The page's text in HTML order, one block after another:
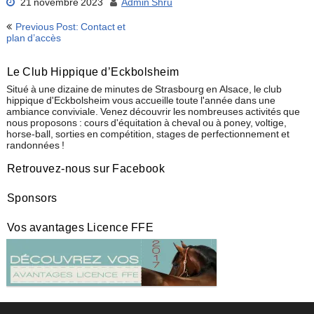
21 novembre 2023 Admin Shru
Navigation
de
Previous Post: Contact et
plan d’accès
Le Club Hippique d’Eckbolsheim
Situé à une dizaine de minutes de Strasbourg en Alsace, le club
hippique d'Eckbolsheim vous accueille toute l'année dans une
ambiance conviviale. Venez découvrir les nombreuses activités que
nous proposons : cours d'équitation à cheval ou à poney, voltige,
horse-ball, sorties en compétition, stages de perfectionnement et
randonnées !
Retrouvez-nous sur Facebook
Sponsors
Vos avantages Licence FFE